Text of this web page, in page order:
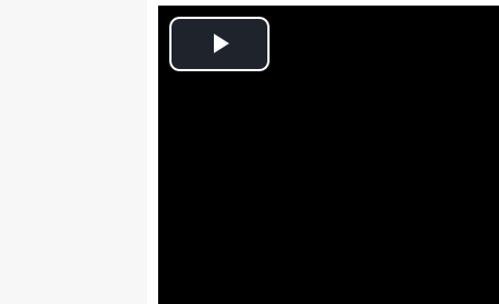
Europa Press Nacional
Actualizado: lunes, 14 noviembre 2016 12:15